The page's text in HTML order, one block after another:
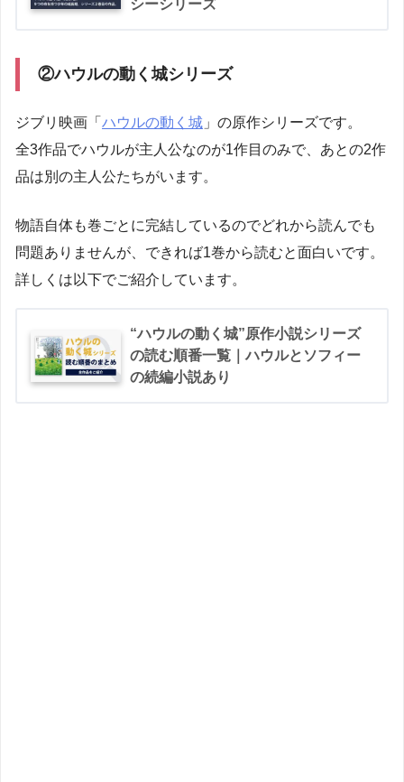
シーシリーズ
②ハウルの動く城シリーズ
ジブリ映画「 ハウルの動く城 」の原作シリーズです。
全3作品でハウルが主人公なのが1作目のみで、あとの2作
品は別の主人公たちがいます。
物語自体も巻ごとに完結しているのでどれから読んでも
問題ありませんが、できれば1巻から読むと面白いです。
詳しくは以下でご紹介しています。
“ハウルの動く城”原作小説シリーズ
の読む順番一覧｜ハウルとソフィー
の続編小説あり